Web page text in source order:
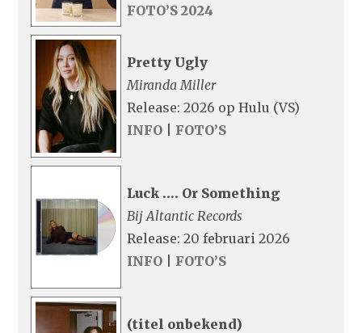
FOTO’S 2024
Pretty Ugly
Miranda Miller
Release: 2026 op Hulu (VS)
INFO
FOTO’S
Luck …. Or Something
Bij Altantic Records
Release: 20 februari 2026
INFO
FOTO’S
(titel onbekend)